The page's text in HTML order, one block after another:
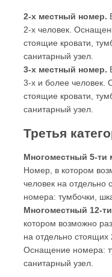
2-х местный номер.
2-х человек.
стоящие кровати,
санитарный узел.
3-х местный номер.
3-х и более человек.
стоящие кровати,
санитарный узел.
Третья
Многоместный 5-ти
Номер, в котором
человек на отдельно
номера: тумбочки,
Многоместный 12-
котором возможно
на отдельно стоящих
Оснащение номера:
санитарный узел.